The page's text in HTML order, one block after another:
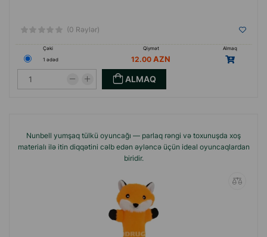
(0 Rəylər)
Çəki Qiymət
Almaq
1 ədəd
12.00
ALMAQ
Nunbell yumşaq tülkü oyuncağı — parlaq rəngi və toxunuşda xoş
materialı ilə itin diqqətini cəlb edən əyləncə üçün ideal oyuncaqlardan
biridir.